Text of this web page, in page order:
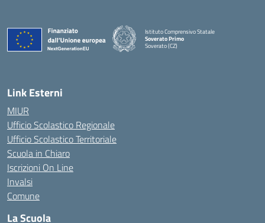
Istituto Comprensivo Statale
Soverato Primo
Soverato (CZ)
Link Esterni
MIUR
Ufficio Scolastico Regionale
Ufficio Scolastico Territoriale
Scuola in Chiaro
Iscrizioni On Line
Invalsi
Comune
La Scuola